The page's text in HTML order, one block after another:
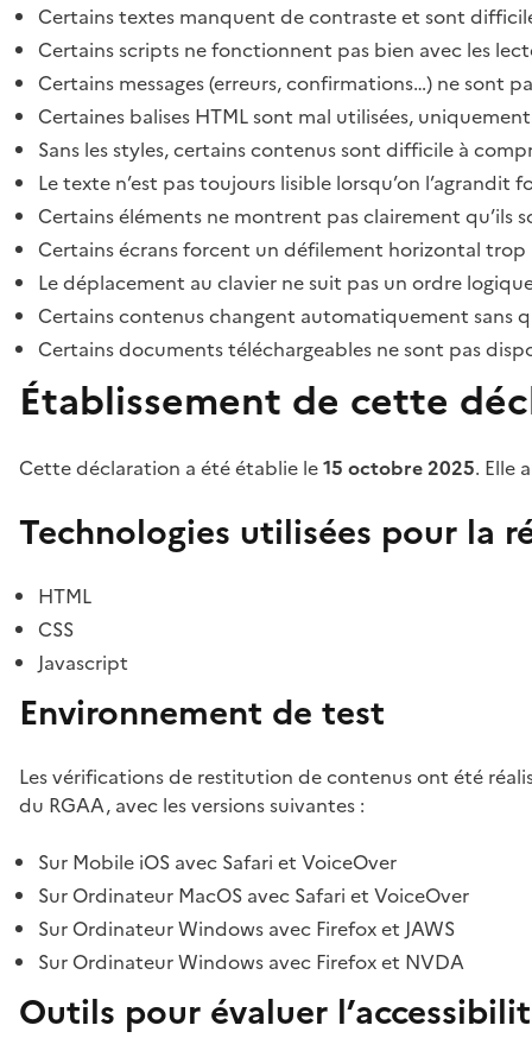
Certains textes manquent de contraste et sont
Certains scripts ne fonctionnent pas bien avec les
Certains messages (erreurs, confirmations…) ne sont
Certaines balises HTML sont mal utilisées,
Sans les styles, certains contenus sont difficile à
Le texte n’est pas toujours lisible lorsqu’on l’agrandit
Certains éléments ne montrent pas clairement qu’ils
Certains écrans forcent un défilement horizontal
Le déplacement au clavier ne suit pas un ordre
Certains contenus changent automatiquement sans
Certains documents téléchargeables ne sont pas
Établissement de cette
Cette déclaration a été établie le15 octobre 2025. Elle
Technologies utilisées pour la
HTML
CSS
Javascript
Environnement de test
Les vérifications de restitution de contenus ont été
du RGAA, avec les versions suivantes :
Sur Mobile iOS avec Safari et VoiceOver
Sur Ordinateur MacOS avec Safari et VoiceOver
Sur Ordinateur Windows avec Firefox et JAWS
Sur Ordinateur Windows avec Firefox et NVDA
Outils pour évaluer